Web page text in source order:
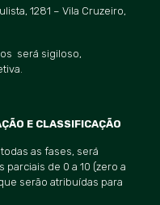
1281 – Vila Cruzeiro,
será sigiloso,
ÇÃO E CLASSIFICAÇÃO
as fases, será
parciais de 0 a 10 (zero a
serão atribuídas para